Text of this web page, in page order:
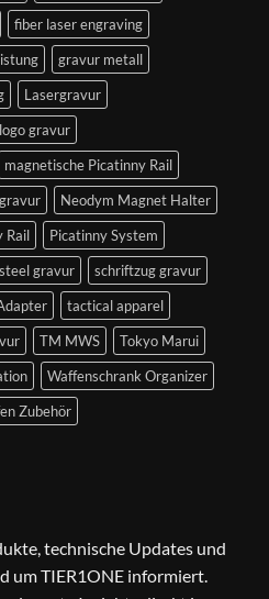
fiber laser engraving
gravur metall
Lasergravur
logo gravur
magnetische Picatinny Rail
Neodym Magnet Halter
Rail
Picatinny System
gravur
schriftzug gravur
tactical apparel
TM MWS
Tokyo Marui
Waffenschrank Organizer
Zubehör
technische Updates und
um TIER1ONE informiert.